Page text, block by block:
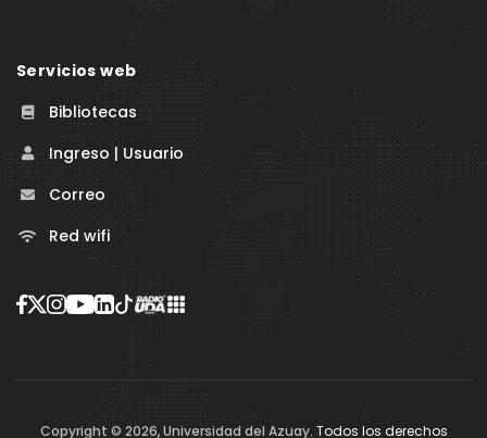
Servicios web
Bibliotecas
Ingreso | Usuario
Correo
Red wifi
Copyright © 2026,Universidad del Azuay. Todos los derechos